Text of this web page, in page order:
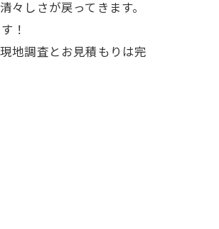
しさが戻ってきます。
！
地調査とお見積もりは完